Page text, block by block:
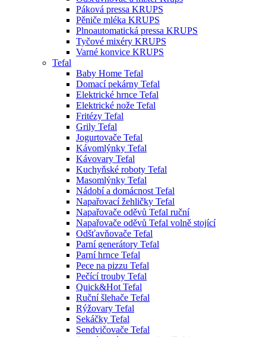
Páková pressa KRUPS
Pěniče mléka KRUPS
Plnoautomatická pressa KRUPS
Tyčové mixéry KRUPS
Varné konvice KRUPS
Tefal
Baby Home Tefal
Domací pekárny Tefal
Elektrické hrnce Tefal
Elektrické nože Tefal
Fritézy Tefal
Grily Tefal
Jogurtovače Tefal
Kávomlýnky Tefal
Kávovary Tefal
Kuchyňské roboty Tefal
Masomlýnky Tefal
Nádobí a domácnost Tefal
Napařovací žehličky Tefal
Napařovače oděvů Tefal ruční
Napařovače oděvů Tefal volně stojící
Odšťavňovače Tefal
Parní generátory Tefal
Parní hrnce Tefal
Pece na pizzu Tefal
Pečící trouby Tefal
Quick&Hot Tefal
Ruční šlehače Tefal
Rýžovary Tefal
Sekáčky Tefal
Sendvičovače Tefal